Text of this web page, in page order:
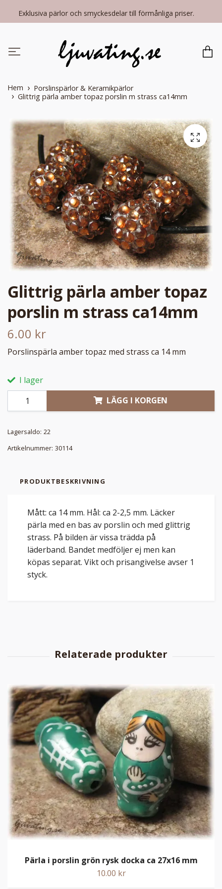
Exklusiva pärlor och smyckesdelar till förmånliga priser.
Hem
Porslinspärlor & Keramikpärlor
Glittrig pärla amber topaz porslin m strass ca14mm
Glittrig pärla amber topaz
porslin m strass ca14mm
6.00 kr
Porslinspärla amber topaz med strass ca 14 mm
I lager
LÄGG I KORGEN
Lagersaldo: 22
Artikelnummer: 30114
PRODUKTBESKRIVNING
Mått: ca 14 mm. Hål: ca 2-2,5 mm. Läcker
pärla med en bas av porslin och med glittrig
strass. På bilden är vissa trädda på
läderband. Bandet medföljer ej men kan
köpas separat. Vikt och prisangivelse avser 1
styck.
Pärla i porslin grön rysk docka ca 27x16 mm
10.00 kr